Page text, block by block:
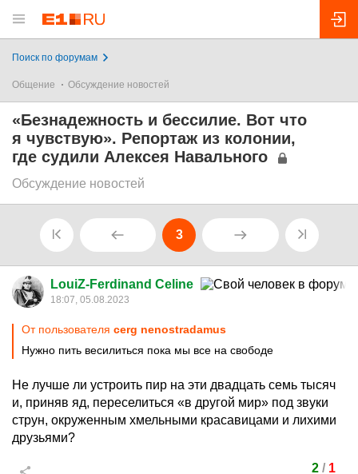
Поиск по форумам
Общение Обсуждение новостей
«Безнадежность и бессилие. Вот что
я чувствую». Репортаж из колонии,
где судили Алексея Навального
Обсуждение новостей
3
LouiZ-Ferdinand Celine
18:07, 05.08.2023
От пользователя cerg nenostradamus
Нужно пить весилиться пока мы все на свободе
Не лучше ли устроить пир на эти двадцать семь тысяч
и, приняв яд, переселиться «в другой мир» под звуки
струн, окруженным хмельными красавицами и лихими
друзьями?
2/ 1